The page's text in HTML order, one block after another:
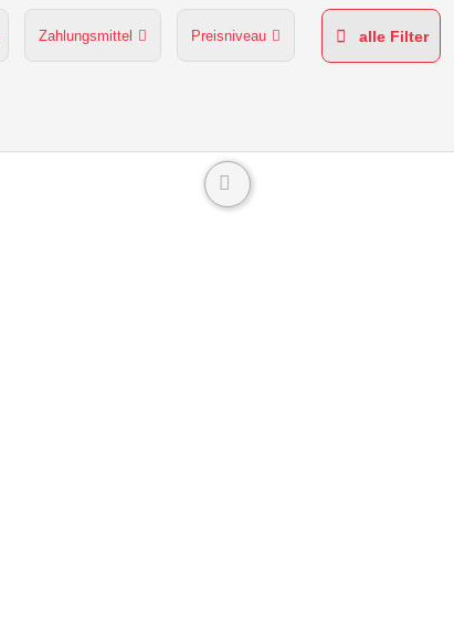
Zahlungsmittel Preisniveau alle Filter